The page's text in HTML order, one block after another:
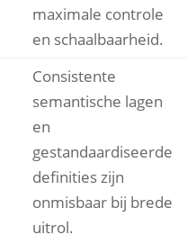
maximale controle
en schaalbaarheid.
Consistente
semantische lagen
en
gestandaardiseerde
definities zijn
onmisbaar bij brede
uitrol.